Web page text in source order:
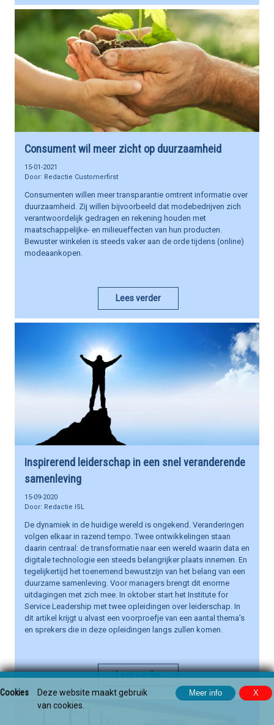
Consument wil meer zicht op duurzaamheid
15-01-2021
Redactie Customerfirst
Consumenten willen meer transparantie omtrent informatie over
duurzaamheid. Zij willen bijvoorbeeld dat modebedrijven zich
verantwoordelijk gedragen en rekening houden met
maatschappelijke- en milieueffecten van hun producten.
Bewuster winkelen is steeds vaker aan de orde tijdens (online)
modeaankopen.
Lees verder
Inspirerend leiderschap in een snel veranderende
samenleving
15-09-2020
Redactie ISL
De dynamiek in de huidige wereld is ongekend. Veranderingen
volgen elkaar in razend tempo. Twee ontwikkelingen staan
daarin centraal: de transformatie naar een wereld waarin data en
digitale technologie een steeds belangrijker plaats innemen. En
tegelijkertijd het toenemend bewustzijn van het belang van een
duurzame samenleving. Voor managers brengt dit enorme
uitdagingen met zich mee. In oktober start het Institute for
Service Leadership met twee opleidingen over leiderschap. In
dit artikel krijgt u alvast een voorproefje van een aantal thema’s
en sprekers die in deze opleidingen langs zullen komen.
Lees verder
Cookies
Deze website maakt gebruik
van cookies.